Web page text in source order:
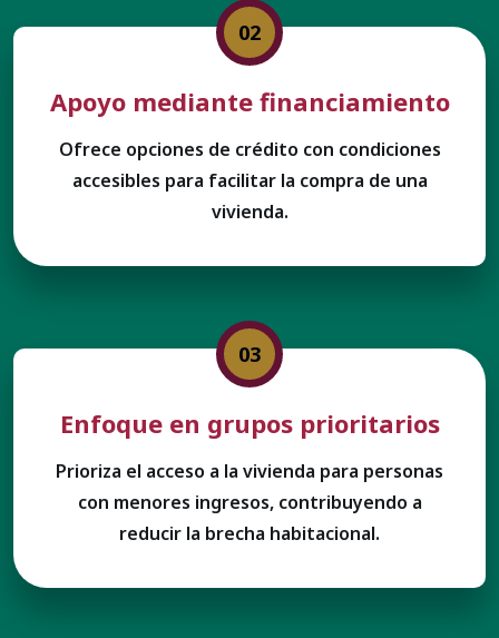
02
Apoyo mediante financiamiento
Ofrece opciones de crédito con condiciones
accesibles para facilitar la compra de una
vivienda.
03
Enfoque en grupos prioritarios
Prioriza el acceso a la vivienda para personas
con menores ingresos, contribuyendo a
reducir la brecha habitacional.